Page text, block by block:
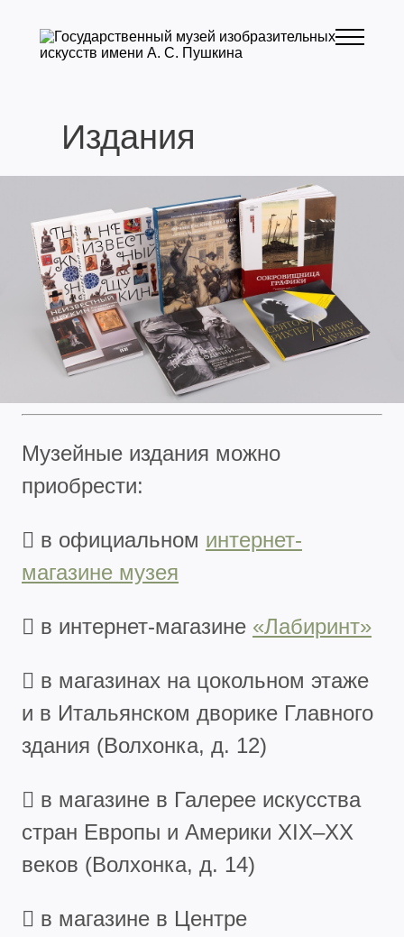
Издания
Музейные издания можно
приобрести:
 в официальном интернет-
магазине музея
 в интернет-магазине «Лабиринт»
 в магазинах на цокольном этаже
и в Итальянском дворике Главного
здания (Волхонка, д. 12)
 в магазине в Галерее искусства
стран Европы и Америки XIX–XX
веков (Волхонка, д. 14)
 в магазине в Центре